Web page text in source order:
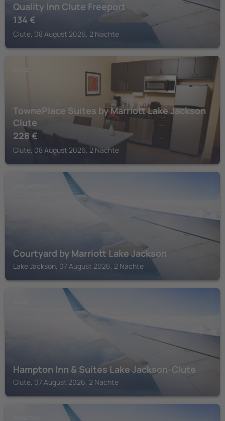
Quality Inn Clute Freeport
134 €
Clute, 08 August 2026, 2 Nächte
CLUTE
TownePlace Suites by Marriott Lake Jackson
Clute
228 €
Clute, 08 August 2026, 2 Nächte
Courtyard by Marriott Lake Jackson
Lake Jackson, 07 August 2026, 2 Nächte
Hampton Inn & Suites Lake Jackson-Clute
Clute, 07 August 2026, 2 Nächte